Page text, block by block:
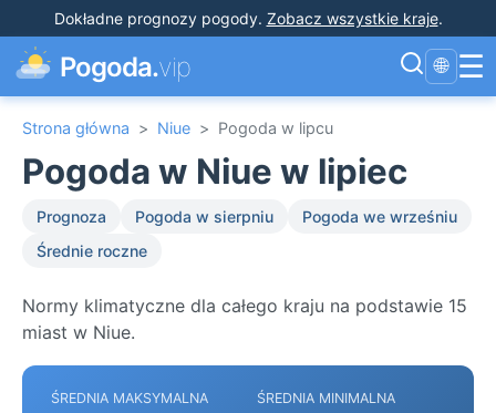
Dokładne prognozy pogody. Zobacz wszystkie kraje.
Pogoda.vip 🌐 ☰
Strona główna > Niue > Pogoda w lipcu
Pogoda w Niue w lipiec
Prognoza Pogoda w sierpniu
Pogoda we wrześniu
Średnie roczne
Normy klimatyczne dla całego kraju na podstawie 15
miast w Niue.
ŚREDNIA MAKSYMALNA ŚREDNIA MINIMALNA